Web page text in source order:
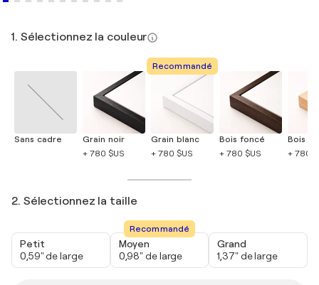
1. Sélectionnez la couleur
Sans cadre
Grain noir
+ 780 $US
Recommandé
Grain blanc
+ 780 $US
Bois foncé
+ 780 $US
Bois
+ 780
2. Sélectionnez la taille
Petit
0,59" de large
Recommandé
Moyen
0,98" de large
Grand
1,37" de large